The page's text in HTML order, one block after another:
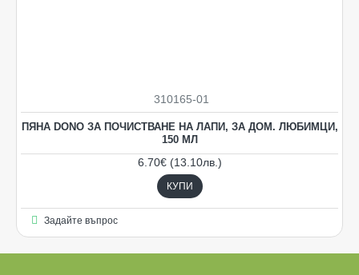
310165-01
ПЯНА DONO ЗА ПОЧИСТВАНЕ НА ЛАПИ, ЗА ДОМ. ЛЮБИМЦИ,
150 МЛ
6.70€ (13.10лв.)
КУПИ
Задайте въпрос